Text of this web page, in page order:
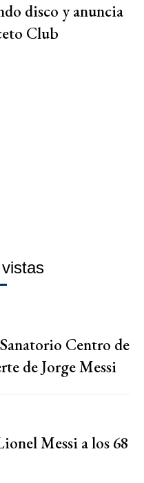
disco y anuncia
Club
Centro de
de Jorge Messi
Messi a los 68